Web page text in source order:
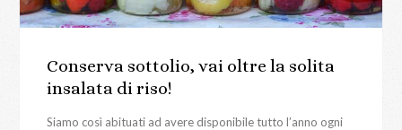
Conserva sottolio, vai oltre la solita
insalata di riso!
Siamo così abituati ad avere disponibile tutto l’anno ogni